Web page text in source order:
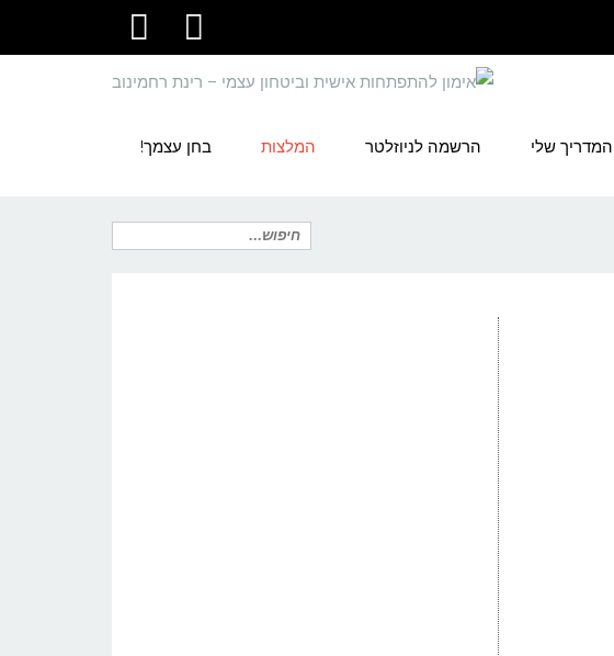
facebook
youtube
המדריך שלי הרשמה לניוזלטר המלצות בחן עצמך!